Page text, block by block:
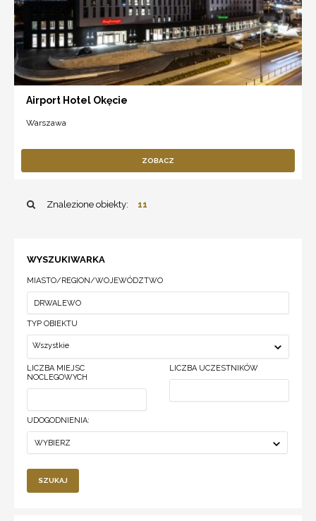
Airport Hotel Okęcie
Warszawa
ZOBACZ
Znalezione obiekty: 11
WYSZUKIWARKA
MIASTO/REGION/WOJEWÓDZTWO
TYP OBIEKTU
Wszystkie
LICZBA MIEJSC
NOCLEGOWYCH
LICZBA UCZESTNIKÓW
UDOGODNIENIA:
WYBIERZ
SZUKAJ